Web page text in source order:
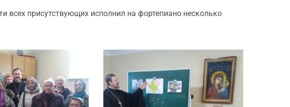
присутствующих исполнил на фортепиано несколько